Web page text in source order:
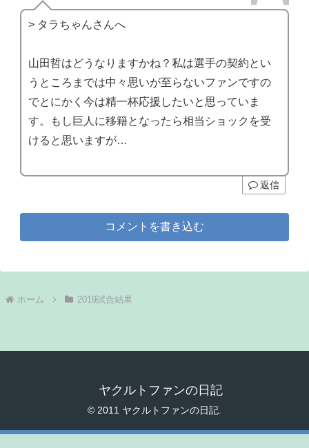
> タラちゃんさんへ
山田哲はどうなりますかね？私は選手の契約とい
うところまでは中々思いが至らないファンですの
でとにかく今は精一杯応援したいと思っていま
す。もし巨人に移籍となったら相当ショックを受
けると思いますが…
返信
コメントを書き込む
ホーム 2019試合結果
ヤクルトファンの日記
© 2011 ヤクルトファンの日記.